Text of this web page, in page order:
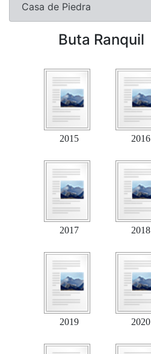
Casa de Piedra
Buta Ranquil
2015 2016
2017 2018
2019 2020